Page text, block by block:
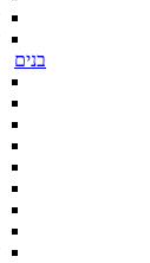
בנים